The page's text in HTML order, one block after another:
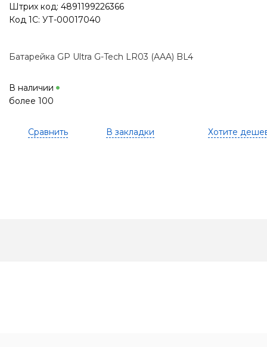
Штрих код: 4891199226366
Код 1С: УТ-00017040
Батарейка GP Ultra G-Tech LR03 (AAA) BL4
В наличии
более 100
Сравнить В закладки Хотите